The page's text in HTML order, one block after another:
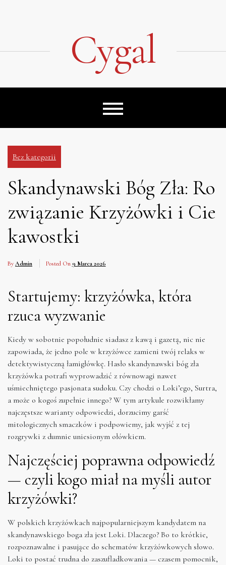
Cygal
Bez kategorii
Skandynawski Bóg Zła: Ro
związanie Krzyżówki i Cie
kawostki
By Admin Posted On 9 Marca 2026
Startujemy: krzyżówka, która
rzuca wyzwanie
Kiedy w sobotnie popołudnie siadasz z kawą i gazetą, nic nie
zapowiada, że jedno pole w krzyżówce zamieni twój relaks w
detektywistyczną łamigłówkę. Hasło skandynawski bóg zła
krzyżówka potrafi wyprowadzić z równowagi nawet
uśmiechniętego pasjonata sudoku. Czy chodzi o Loki’ego, Surtra,
a może o kogoś zupełnie innego? W tym artykule rozwikłamy
najczęstsze warianty odpowiedzi, dorzucimy garść
mitologicznych smaczków i podpowiemy, jak wyjść z tej
rozgrywki z dumnie uniesionym ołówkiem.
Najczęściej poprawna odpowiedź
— czyli kogo miał na myśli autor
krzyżówki?
W polskich krzyżówkach najpopularniejszym kandydatem na
skandynawskiego boga zła jest Loki. Dlaczego? Bo to krótkie,
rozpoznawalne i pasujące do schematów krzyżówkowych słowo.
Loki to postać trudna do zaszufladkowania — czasem pomocnik,